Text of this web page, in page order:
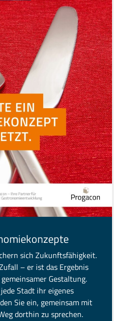
sich Zukunftsfähigkeit.
– er ist das Ergebnis
Gestaltung.
Stadt ihr eigenes
Sie ein, gemeinsam mit
dorthin zu sprechen.